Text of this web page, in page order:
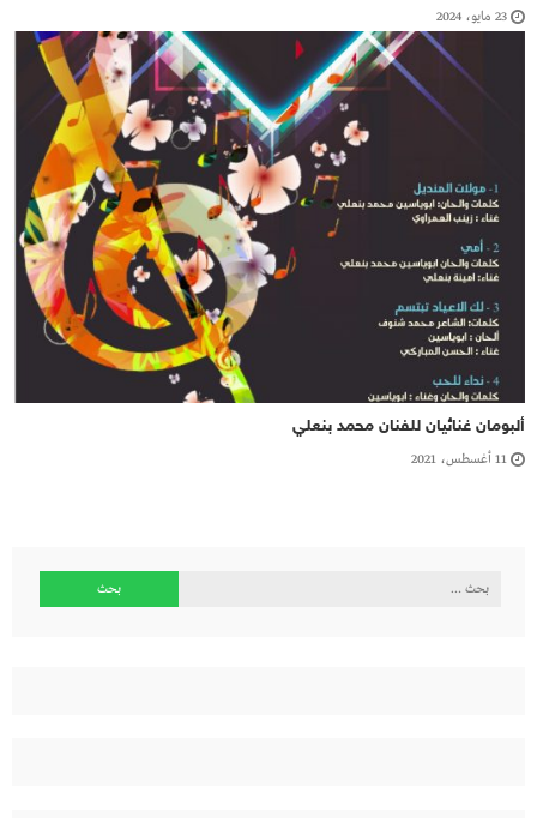
23 مايو، 2024
ألبومان غنائيان للفنان محمد بنعلي
11 أغسطس، 2021
البحث